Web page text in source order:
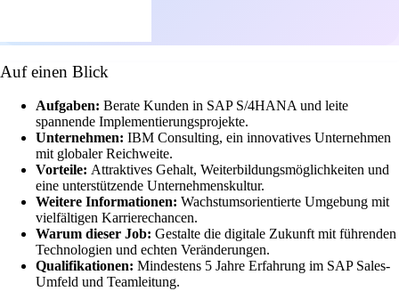
Auf einen Blick
Aufgaben: Berate Kunden in SAP S/4HANA und leite
spannende Implementierungsprojekte.
Unternehmen: IBM Consulting, ein innovatives Unternehmen
mit globaler Reichweite.
Vorteile: Attraktives Gehalt, Weiterbildungsmöglichkeiten und
eine unterstützende Unternehmenskultur.
Weitere Informationen: Wachstumsorientierte Umgebung mit
vielfältigen Karrierechancen.
Warum dieser Job: Gestalte die digitale Zukunft mit führenden
Technologien und echten Veränderungen.
Qualifikationen: Mindestens 5 Jahre Erfahrung im SAP Sales-
Umfeld und Teamleitung.